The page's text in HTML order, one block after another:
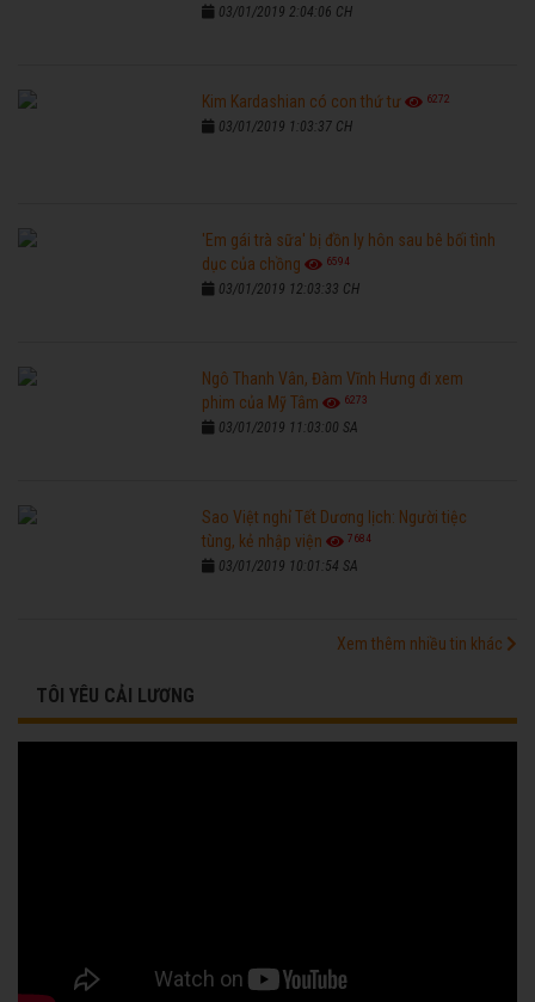
03/01/2019 2:04:06 CH
Kim Kardashian có con thứ tư 6272
03/01/2019 1:03:37 CH
'Em gái trà sữa' bị đồn ly hôn sau bê bối tình
dục của chồng
6594
03/01/2019 12:03:33 CH
Ngô Thanh Vân, Đàm Vĩnh Hưng đi xem
phim của Mỹ Tâm
6273
03/01/2019 11:03:00 SA
Sao Việt nghỉ Tết Dương lịch: Người tiệc
tùng, kẻ nhập viện
7684
03/01/2019 10:01:54 SA
Xem thêm nhiều tin khác
TÔI YÊU CẢI LƯƠNG